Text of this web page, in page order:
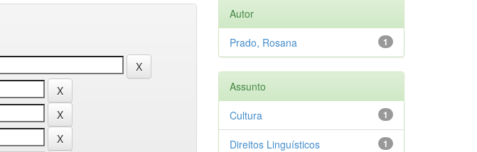
Autor
1
Prado, Rosana
Assunto
1
Cultura
1
Direitos Linguísticos